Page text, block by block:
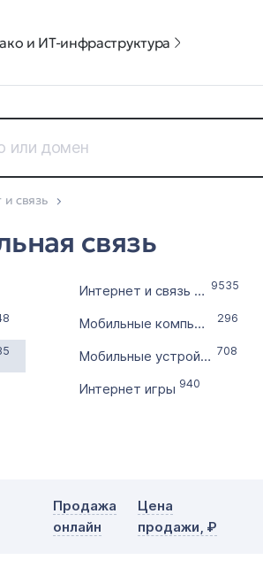
и ИТ-инфраструктура
с
Выставлен на продажу
с
по
Без дефиса
Без цифр
связь
связь
Интернет и связь (другое) 9535
Мобильные компьютеры 296
Мобильные устройства, телефония 708
Интернет игры 940
Продажа
онлайн
Цена
продажи, ₽